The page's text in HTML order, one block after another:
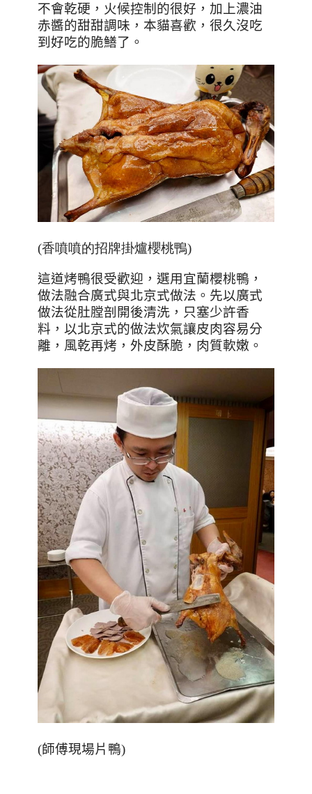
不會乾硬，火候控制的很好，加上濃油
赤醬的甜甜調味，本貓喜歡，很久沒吃
到好吃的脆鱔了。
(香噴噴的招牌掛爐櫻桃鴨)
這道烤鴨很受歡迎，選用宜蘭櫻桃鴨，
做法融合廣式與北京式做法。先以廣式
做法從肚膛剖開後清洗，只塞少許香
料，以北京式的做法炊氣讓皮肉容易分
離，風乾再烤，外皮酥脆，肉質軟嫩。
(師傅現場片鴨)